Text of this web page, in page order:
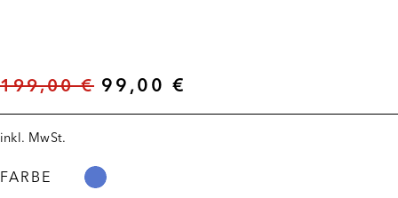
199,00€ 99,00 €
inkl. MwSt.
FARBE